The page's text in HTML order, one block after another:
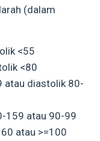
(dalam
<55
<80
atau diastolik 80-
159 atau 90-99
atau >=100